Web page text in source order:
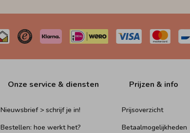
Onze service & diensten
Nieuwsbrief > schrijf je in!
Bestellen: hoe werkt het?
Prijzen & info
Prijsoverzicht
Betaalmogelijkheden